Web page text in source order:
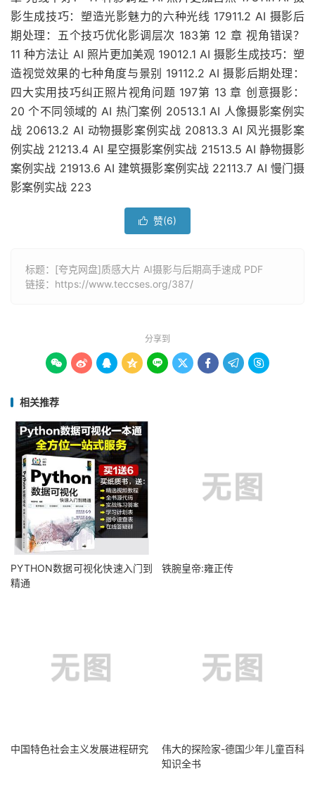
影生成技巧：塑造光影魅力的六种光线 17911.2 AI 摄影后
期处理：五个技巧优化影调层次 183第 12 章 视角错误？
11 种方法让 AI 照片更加美观 19012.1 AI 摄影生成技巧：塑
造视觉效果的七种角度与景别 19112.2 AI 摄影后期处理：
四大实用技巧纠正照片视角问题 197第 13 章 创意摄影：
20 个不同领域的 AI 热门案例 20513.1 AI 人像摄影案例实
战 20613.2 AI 动物摄影案例实战 20813.3 AI 风光摄影案
例实战 21213.4 AI 星空摄影案例实战 21513.5 AI 静物摄影
案例实战 21913.6 AI 建筑摄影案例实战 22113.7 AI 慢门摄
影案例实战 223
 赞(6)
标题：[夸克网盘]质感大片 AI摄影与后期高手速成 PDF
链接： https://www.teccses.org/387/
分享到
        
相关推荐
PYTHON数据可视化快速入门到
精通
铁腕皇帝:雍正传
中国特色社会主义发展进程研究
伟大的探险家-德国少年儿童百科
知识全书